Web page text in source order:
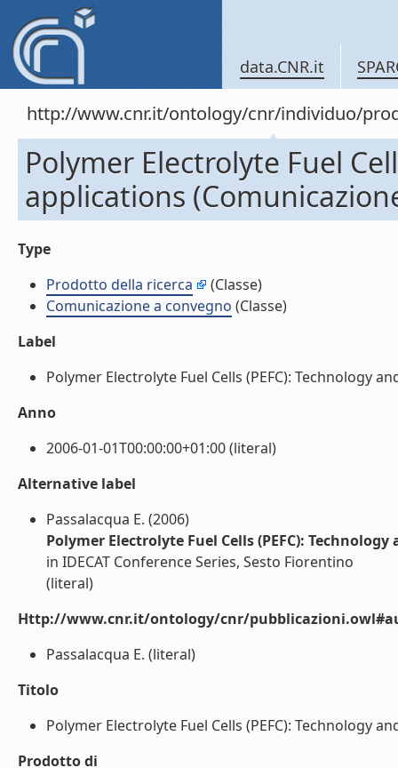
data.CNR.it
http://www.cnr.it/ontology/cnr/individuo/
Polymer Electrolyte Fuel
applications
Type
Prodotto della ricerca
(Classe)
Comunicazione a convegno (Classe)
Label
Polymer Electrolyte Fuel Cells (PEFC): Technology
Anno
2006-01-01T00:00:00+01:00 (literal)
Alternative label
Passalacqua E. (2006)
Polymer Electrolyte Fuel Cells (PEFC):
in IDECAT Conference Series, Sesto Fiorentino
(literal)
Http://www.cnr.it/ontology/cnr/
Passalacqua E. (literal)
Titolo
Polymer Electrolyte Fuel Cells (PEFC): Technology
Prodotto di